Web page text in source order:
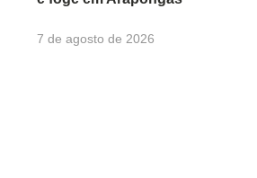
7 de agosto de 2026